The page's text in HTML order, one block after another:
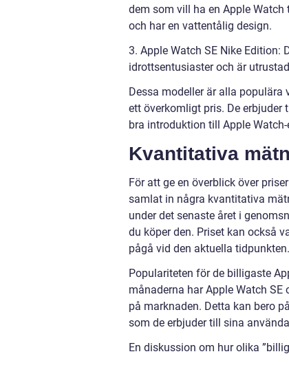
dem som vill ha en Apple
och har en vattentålig design.
3. Apple Watch SE Nike Edition:
idrottsentusiaster och är
Dessa modeller är alla
ett överkomligt pris. De
bra introduktion till Apple
Kvantitativa
För att ge en överblick över
samlat in några kvantitativa
under det senaste året i
du köper den. Priset kan också
pågå vid den aktuella tidpunkten.
Populariteten för de billigaste
månaderna har Apple Watch
på marknaden. Detta kan bero
som de erbjuder till sina
En diskussion om hur olika